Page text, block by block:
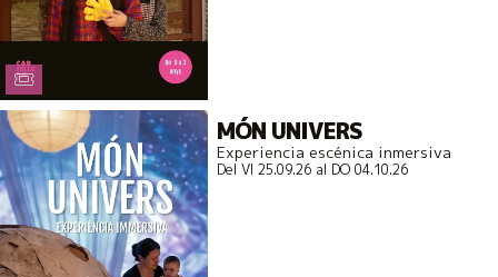
MÓN UNIVERS
Experiencia escénica inmersiva
Del VI 25.09.26al DO 04.10.26